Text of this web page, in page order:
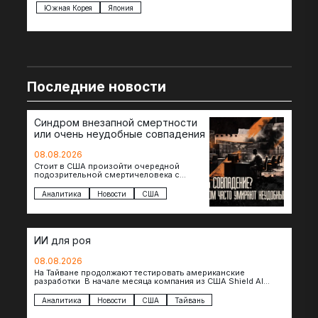
Южная Корея Япония
Последние новости
Синдром внезапной смертности
или очень неудобные совпадения
08.08.2026
Стоит в США произойти очередной
подозрительной смертичеловека с
как официальные версии снова
оказываются удивительно похожими:
Аналитика Новости США
ИИ для роя
08.08.2026
На Тайване продолжают тестировать американские
разработки В начале месяца компания из США Shield AI
Аналитика Новости США Тайвань